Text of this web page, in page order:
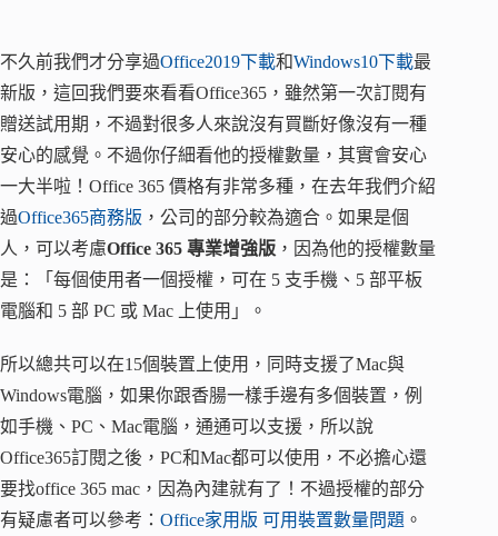
不久前我們才分享過Office2019下載和Windows10下載最
新版，這回我們要來看看Office365，雖然第一次訂閱有
贈送試用期，不過對很多人來說沒有買斷好像沒有一種
安心的感覺。不過你仔細看他的授權數量，其實會安心
一大半啦！Office 365 價格有非常多種，在去年我們介紹
過Office365商務版 ，公司的部分較為適合。如果是個
人，可以考慮Office 365 專業增強版 ，因為他的授權數量
是：「每個使用者一個授權，可在 5 支手機、5 部平板
電腦和 5 部 PC 或 Mac 上使用」。
所以總共可以在15個裝置上使用，同時支援了Mac與
Windows電腦，如果你跟香腸一樣手邊有多個裝置，例
如手機、PC、Mac電腦，通通可以支援，所以說
Office365訂閱之後，PC和Mac都可以使用，不必擔心還
要找office 365 mac，因為內建就有了！不過授權的部分
有疑慮者可以參考： Office家用版 可用裝置數量問題 。